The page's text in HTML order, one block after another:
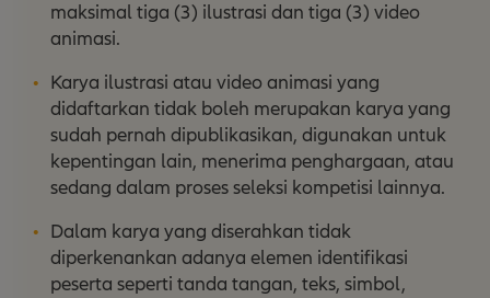
maksimal tiga (3) ilustrasi dan tiga (3) video
animasi.
Karya ilustrasi atau video animasi yang
didaftarkan tidak boleh merupakan karya yang
sudah pernah dipublikasikan, digunakan untuk
kepentingan lain, menerima penghargaan, atau
sedang dalam proses seleksi kompetisi lainnya.
Dalam karya yang diserahkan tidak
diperkenankan adanya elemen identifikasi
peserta seperti tanda tangan, teks, simbol,